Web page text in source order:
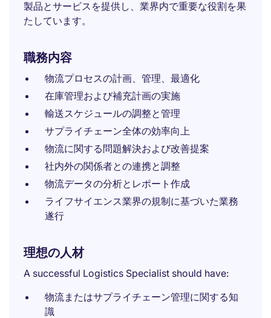
製品とサービスを提供し、業界内で重要な役割を果
たしています。
職務内容
物流プロセスの計画、管理、最適化
在庫管理および補充計画の実施
輸送スケジュールの調整と管理
サプライチェーン全体の効率向上
物流に関する問題解決および改善提案
社内外の関係者との連携と調整
物流データの分析とレポート作成
ライフサイエンス業界の規制に基づいた業務
遂行
理想の人材
A successful Logistics Specialist should have:
物流またはサプライチェーン管理に関する知
識